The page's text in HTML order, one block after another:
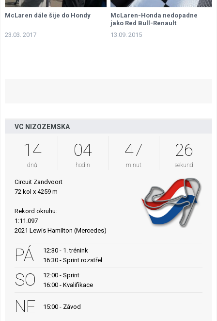
McLaren dále šije do Hondy
23.03. 2017
McLaren-Honda nedopadne
jako Red Bull-Renault
13.09. 2015
VC NIZOZEMSKA
14
dnů
04
hodin
47
minut
25
sekund
Circuit Zandvoort
72 kol x 4259 m
Rekord okruhu:
1:11.097
2021 Lewis Hamilton (Mercedes)
PÁ
12:30 - 1. trénink
16:30 - Sprint rozstřel
SO
12:00 - Sprint
16:00 - Kvalifikace
NE 15:00 - Závod